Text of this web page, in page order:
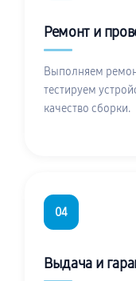
Ремонт и
Выполняем
тестируем
качество сборки.
04
Выдача и